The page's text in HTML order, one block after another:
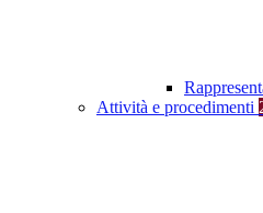
Attività e procedimenti